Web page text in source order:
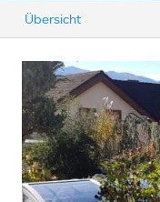
Übersicht